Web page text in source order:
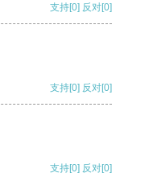
支持[0] 反对[0]
支持[0] 反对[0]
支持[0] 反对[0]